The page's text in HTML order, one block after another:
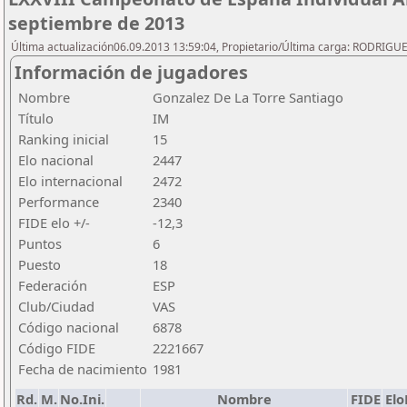
septiembre de 2013
Última actualización06.09.2013 13:59:04, Propietario/Última carga:
Información de jugadores
Nombre
Gonzalez De La Torre Santiago
Título
IM
Ranking inicial
15
Elo nacional
2447
Elo internacional
2472
Performance
2340
FIDE elo +/-
-12,3
Puntos
6
Puesto
18
Federación
ESP
Club/Ciudad
VAS
Código nacional
6878
Código FIDE
2221667
Fecha de nacimiento 1981
Rd. M. No.Ini. Nombre FIDE